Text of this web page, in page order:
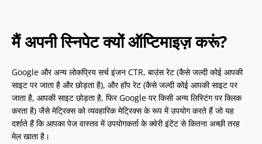
मैं अपनी स्निपेट क्यों ऑप्टिमाइज़ करूं?
Google और अन्य लोकप्रिय सर्च इंजन CTR, बाउंस रेट (कैसे जल्दी कोई आपकी
साइट पर जाता है और छोड़ता है), और हॉप रेट (कैसे जल्दी कोई आपकी साइट पर
जाता है, आपकी साइट छोड़ता है, फिर Google पर किसी अन्य लिस्टिंग पर क्लिक
करता है) जैसे मेट्रिक्स को व्यवहारिक मेट्रिक्स के रूप में उपयोग करते हैं जो यह
दर्शाते हैं कि आपका पेज वास्तव में उपयोगकर्ता के क्वेरी इंटेंट से कितना अच्छी तरह
मेल खाता है।